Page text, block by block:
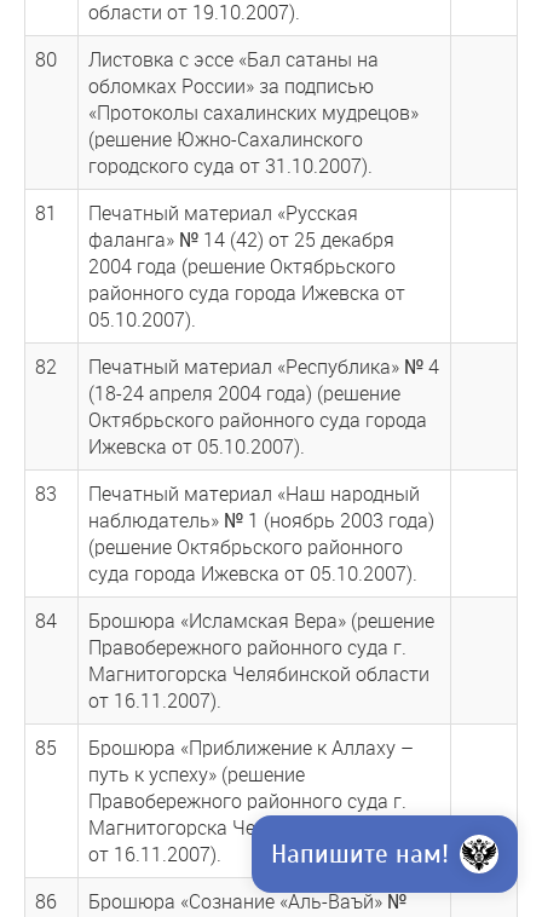
области от 19.10.2007).
80
Листовка с эссе «Бал сатаны на
обломках России» за подписью
«Протоколы сахалинских мудрецов»
(решение Южно-Сахалинского
городского суда от 31.10.2007).
81
Печатный материал «Русская
фаланга» № 14 (42) от 25 декабря
2004 года (решение Октябрьского
районного суда города Ижевска от
05.10.2007).
82
Печатный материал «Республика» № 4
(18-24 апреля 2004 года) (решение
Октябрьского районного суда города
Ижевска от 05.10.2007).
83
Печатный материал «Наш народный
наблюдатель» № 1 (ноябрь 2003 года)
(решение Октябрьского районного
суда города Ижевска от 05.10.2007).
84
Брошюра «Исламская Вера» (решение
Правобережного районного суда г.
Магнитогорска Челябинской области
от 16.11.2007).
85
Брошюра «Приближение к Аллаху –
путь к успеху» (решение
Правобережного районного суда г.
Магнитогорска Челябинской области
от 16.11.2007).
86
Брошюра «Сознание «Аль-Ваъй» №
Напишите нам!